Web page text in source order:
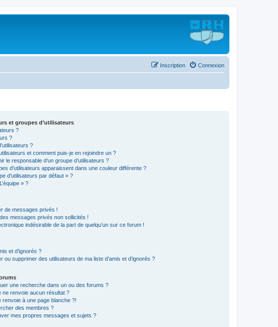
Connexion
Inscription
et groupes d’utilisateurs
?
?
?
et comment puis-je en rejoindre un ?
le responsable d’un groupe d’utilisateurs ?
d’utilisateurs apparaissent dans une couleur différente ?
d’utilisateurs par défaut » ?
» ?
de messages privés !
messages privés non sollicités !
indésirable de la part de quelqu’un sur ce forum !
et d’ignorés ?
ou supprimer des utilisateurs de ma liste d’amis et d’ignorés ?
une recherche dans un ou des forums ?
ne renvoie aucun résultat ?
renvoie à une page blanche ?!
des membres ?
mes propres messages et sujets ?